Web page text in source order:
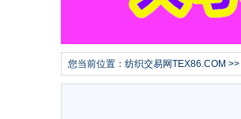
您当前位置： 纺织交易网TEX86.COM >>